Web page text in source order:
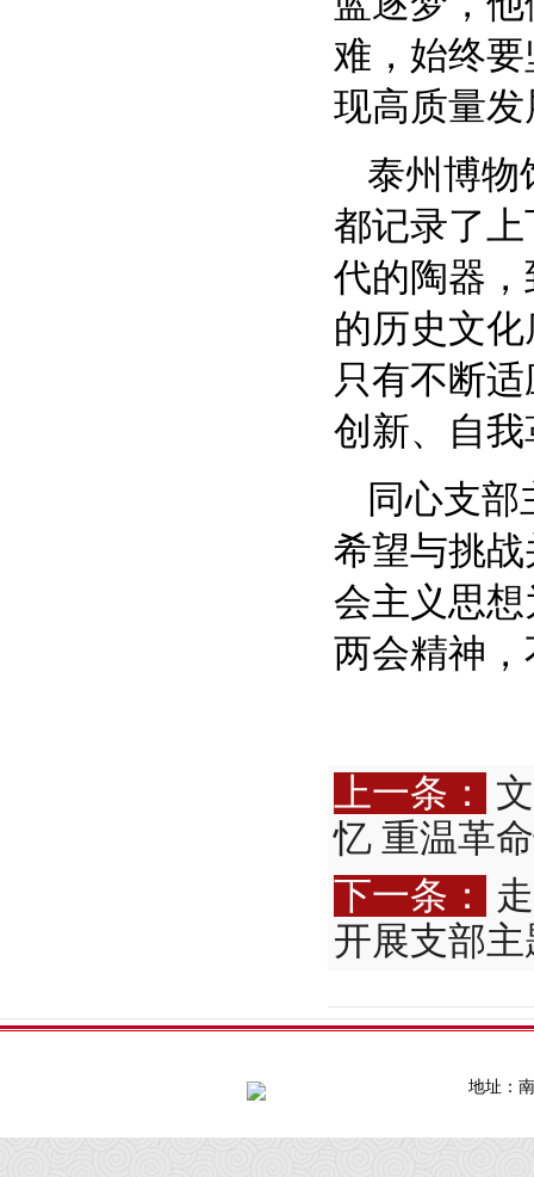
难，始终
现高质量
泰州博物
都记录了
代的陶器
的历史文
只有不断
创新、自
同心支
希望与挑
会主义思
两会精神
上一条：
忆 重温革
下一条：
开展支部
地址：